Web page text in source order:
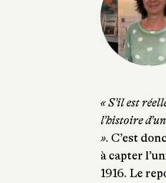
« S’il est
l’histoire
». C’est
à capter
1916. Le